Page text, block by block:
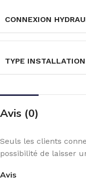
CONNEXION
TYPE INSTALLATION
Avis (0)
Avis
Seuls les clients
possibilité de laisser